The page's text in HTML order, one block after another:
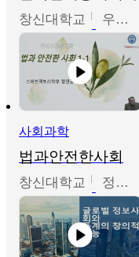
창신대학교 우미옥,오윤경,박선이
사회과학
법과안전한사회
창신대학교 정연균